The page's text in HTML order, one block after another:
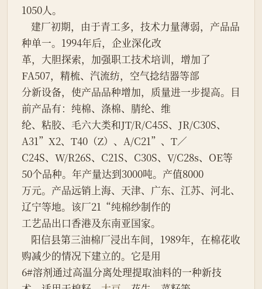
1050人。
种单一。1994年后，企业深化改
革，大胆探索，加强职工技术培训，增加了
FA507，精梳、汽流纺，空气捻结器等部
分新设备，使产品品种增加，质量进一步提高。目
前产品有：纯棉、涤棉、腈纶、维
纶、粘胶、毛六大类和JT/R/C45S、JR/C30S、
A31”X2、T40（Z）、A/C21”、T／
C24S、W/R26S、C21S、C30S、V/C28s、OE等
50个品种。年产量达到3000吨。产值8000
万元。产品远销上海、天津、广东、江苏、河北、
辽宁等地。该厂21“纯棉纱制作的
工艺品出口香港及东南亚国家。
购减少的情况下建立的。它是用
6#溶剂通过高温分离处理提取油料的一种新技